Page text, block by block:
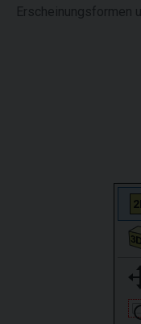
Erscheinungsformen